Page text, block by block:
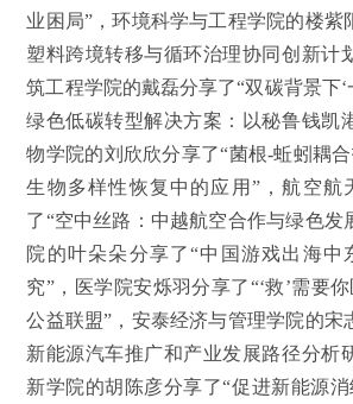
业困局”，环境科学与工程学院的楼紫
塑料跨境转移与循环治理协同创新计
筑工程学院的戴磊分享了“双碳背景下‘
绿色低碳转型解决方案：以秘鲁钱凯
物学院的刘欣欣分享了“菌根-蚯蚓耦
生物多样性恢复中的应用”，航空航
了“空中丝路：中越航空合作与绿色发
院的叶朵朵分享了“中国游戏出海中
究”，医学院安烁羽分享了“‘救’需要
公益联盟”，安泰经济与管理学院的宋
新能源汽车推广和产业发展路径分析
新学院的胡陈彦分享了“促进新能源